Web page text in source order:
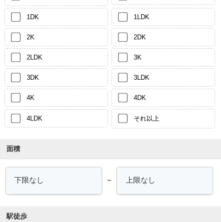
1DK 1LDK
2K 2DK
2LDK 3K
3DK 3LDK
4K 4DK
4LDK それ以上
面積
～
駅徒歩